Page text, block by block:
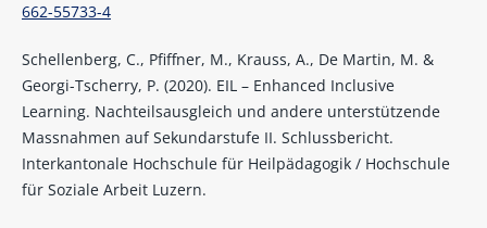
662-55733-4
Schellenberg, C., Pfiffner, M., Krauss, A., De Martin, M. &
Georgi-Tscherry, P. (2020). EIL – Enhanced Inclusive
Learning. Nachteilsausgleich und andere unterstützende
Massnahmen auf Sekundarstufe II. Schlussbericht.
Interkantonale Hochschule für Heilpädagogik / Hochschule
für Soziale Arbeit Luzern.